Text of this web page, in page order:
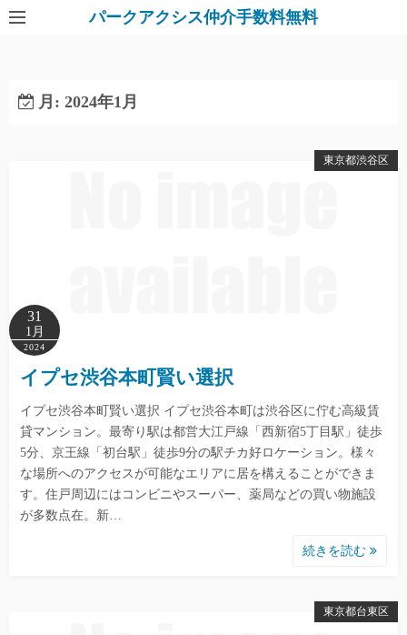
パークアクシス仲介手数料無料
月: 2024年1月
東京都渋谷区
31
1月
2024
イプセ渋谷本町賢い選択
イプセ渋谷本町賢い選択 イプセ渋谷本町は渋谷区に佇む高級賃
貸マンション。最寄り駅は都営大江戸線「西新宿5丁目駅」徒歩
5分、京王線「初台駅」徒歩9分の駅チカ好ロケーション。様々
な場所へのアクセスが可能なエリアに居を構えることができま
す。住戸周辺にはコンビニやスーパー、薬局などの買い物施設
が多数点在。新…
続きを読む
東京都台東区